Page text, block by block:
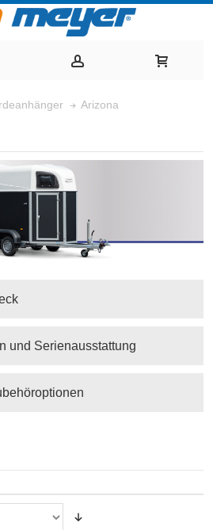
Arizona
und Serienausstattung